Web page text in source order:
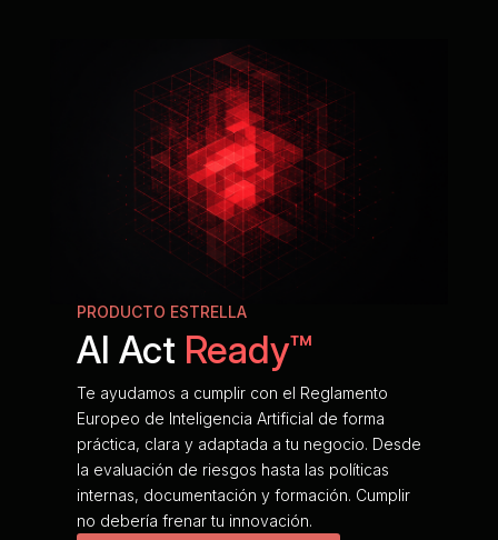
PRODUCTO ESTRELLA
AI Act Ready™
Te ayudamos a cumplir con el Reglamento
Europeo de Inteligencia Artificial de forma
práctica, clara y adaptada a tu negocio. Desde
la evaluación de riesgos hasta las políticas
internas, documentación y formación. Cumplir
no debería frenar tu innovación.